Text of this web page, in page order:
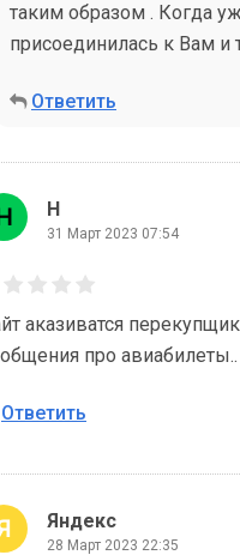
таким образом . Когда
присоединилась к Вам и
Ответить
Н
31 Март 2023 07:54
аказиватся
про авиабилеты..
Ответить
Яндекс
28 Март 2023 22:35